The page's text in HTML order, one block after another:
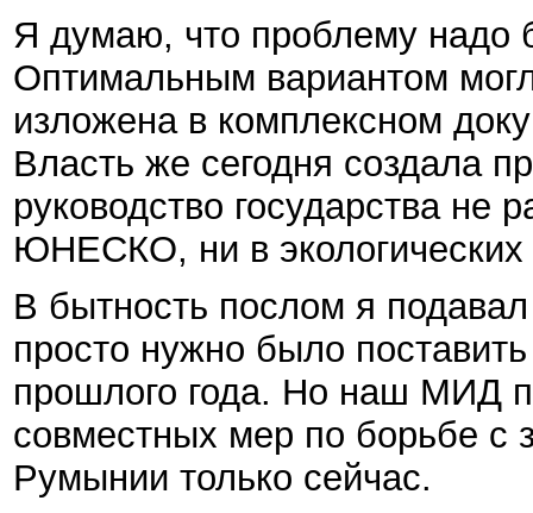
Я думаю, что проблему надо
Оптимальным вариантом
изложена в комплексном
Власть же сегодня создала
руководство государства не
ЮНЕСКО, ни в экологических
В бытность послом я
просто нужно было
прошлого года. Но наш МИД
совместных мер по борьбе с
Румынии только сейчас.